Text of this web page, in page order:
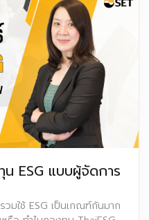
ESG แบบผู้จัดการ
มใช้ ESG เป็นเกณฑ์กันมาก